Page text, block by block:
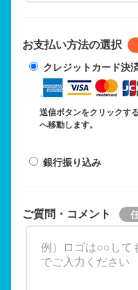
お支払い方法の選択
クレジットカード決
送信ボタンをクリックす
へ移動します。
銀行振り込み
ご質問・コメント